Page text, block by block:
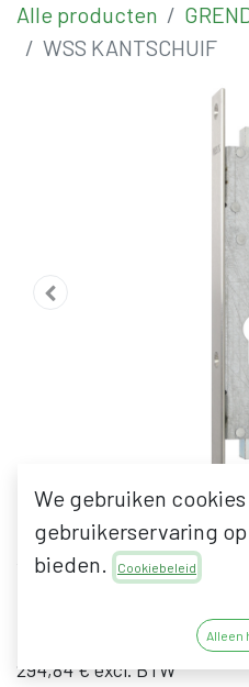
Alle producten
WSS KANTSCHUIF
WSS
294,84€excl. BTW
We gebruiken
gebruikerservaring
bieden.
Cookiebeleid
Alleen